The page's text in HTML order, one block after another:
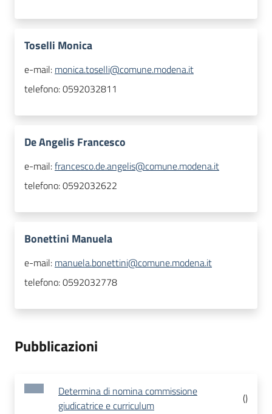
Toselli Monica
e-mail: monica.toselli@comune.modena.it
telefono:0592032811
De Angelis Francesco
e-mail:francesco.de.angelis@comune.modena.it
telefono:0592032622
Bonettini Manuela
e-mail: manuela.bonettini@comune.modena.it
telefono:0592032778
Pubblicazioni
Determina di nomina commissione
giudicatrice e curriculum
()